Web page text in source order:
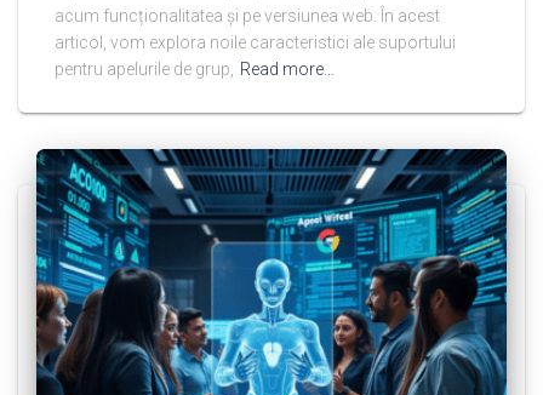
acum funcționalitatea și pe versiunea web. În acest
articol, vom explora noile caracteristici ale suportului
pentru apelurile de grup,
Read more…